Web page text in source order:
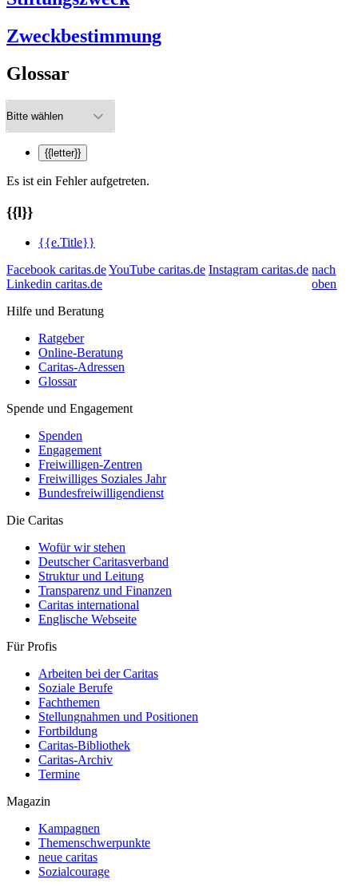
Zweckbestimmung
Glossar
{{letter}}
Es ist ein Fehler aufgetreten.
{{l}}
{{e.Title}}
Facebook caritas.deYouTube caritas.de Instagram caritas.de
Linkedin caritas.de
nach
oben
Hilfe und Beratung
Ratgeber
Online-Beratung
Caritas-Adressen
Glossar
Spende und Engagement
Spenden
Engagement
Freiwilligen-Zentren
Freiwilliges Soziales Jahr
Bundesfreiwilligendienst
Die Caritas
Wofür wir stehen
Deutscher Caritasverband
Struktur und Leitung
Transparenz und Finanzen
Caritas international
Englische Webseite
Für Profis
Arbeiten bei der Caritas
Soziale Berufe
Fachthemen
Stellungnahmen und Positionen
Fortbildung
Caritas-Bibliothek
Caritas-Archiv
Termine
Magazin
Kampagnen
Themenschwerpunkte
neue caritas
Sozialcourage